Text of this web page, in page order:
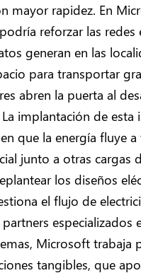
mayor rapidez. En
reforzar las redes
generan en las
para transportar
abren la puerta al
implantación de esta
que la energía fluye a
junto a otras cargas
los diseños
el flujo de
especializados
Microsoft trabaja
tangibles, que